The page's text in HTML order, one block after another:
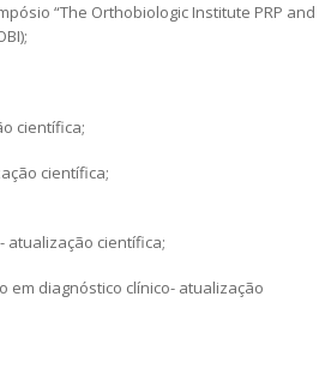
“The Orthobiologic Institute PRP and
científica;
científica;
atualização científica;
diagnóstico clínico- atualização